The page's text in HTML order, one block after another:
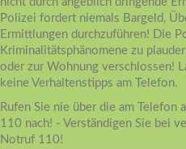
Polizei fordert niemals Bargeld,
Ermittlungen durchzuführen! Die
Kriminalitätsphänomene zu
oder zur Wohnung verschlossen!
keine Verhaltenstipps am Telefon.
Rufen Sie nie über die am
110 nach! - Verständigen Sie bei
Notruf 110!